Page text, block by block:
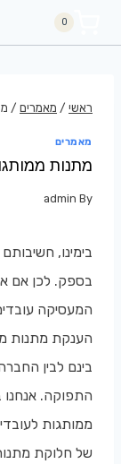
0
ראשי / מאמרים /
מאמרים
מתנות
By
admin
בימינו,
בספק. לכן אם
המעסיקה
הענקת מתנות
בינם לבין
התפוקה. אנחנו
ממותגות
של חלוקת